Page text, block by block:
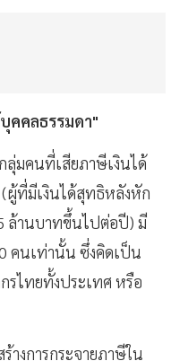
คคลธรรมดา"
ลุ่มคนที่เสียภาษีเงินได้
ผู้ที่มีเงินได้สุทธิหลังหัก
ล้านบาทขึ้นไปต่อปี) มี
คนเท่านั้น ซึ่งคิดเป็น
รไทยทั้งประเทศ หรือ
างการกระจายภาษีใน